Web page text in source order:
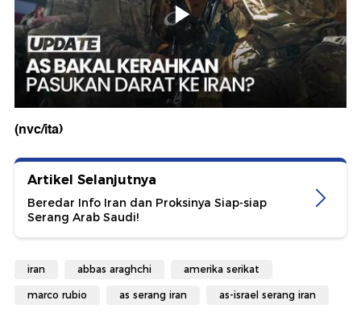
(nvc/ita)
Artikel Selanjutnya
Beredar Info Iran dan Proksinya Siap-siap
Serang Arab Saudi!
iran abbas araghchi amerika serikat
marco rubio as serang iran as-israel serang iran